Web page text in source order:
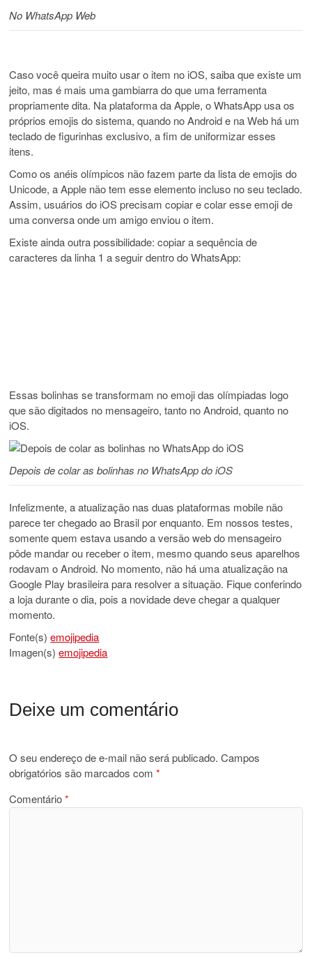
No WhatsApp Web
Caso você queira muito usar o item no iOS, saiba que existe um
jeito, mas é mais uma gambiarra do que uma ferramenta
propriamente dita. Na plataforma da Apple, o WhatsApp usa os
próprios emojis do sistema, quando no Android e na Web há um
teclado de figurinhas exclusivo, a fim de uniformizar esses
itens.
Como os anéis olímpicos não fazem parte da lista de emojis do
Unicode, a Apple não tem esse elemento incluso no seu teclado.
Assim, usuários do iOS precisam copiar e colar esse emoji de
uma conversa onde um amigo enviou o item.
Existe ainda outra possibilidade: copiar a sequência de
caracteres da linha 1 a seguir dentro do WhatsApp:
Essas bolinhas se transformam no emoji das olímpiadas logo
que são digitados no mensageiro, tanto no Android, quanto no
iOS.
Depois de colar as bolinhas no WhatsApp do iOS
Infelizmente, a atualização nas duas plataformas mobile não
parece ter chegado ao Brasil por enquanto. Em nossos testes,
somente quem estava usando a versão web do mensageiro
pôde mandar ou receber o item, mesmo quando seus aparelhos
rodavam o Android. No momento, não há uma atualização na
Google Play brasileira para resolver a situação. Fique conferindo
a loja durante o dia, pois a novidade deve chegar a qualquer
momento.
Fonte(s)emojipedia
Imagen(s)emojipedia
Deixe um comentário
O seu endereço de e-mail não será publicado. Campos
obrigatórios são marcados com*
Comentário*